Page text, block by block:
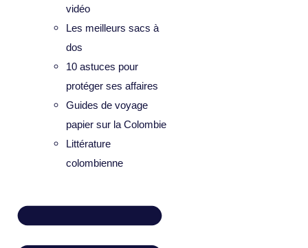
vidéo
Les meilleurs sacs à
dos
10 astuces pour
protéger ses affaires
Guides de voyage
papier sur la Colombie
Littérature
colombienne